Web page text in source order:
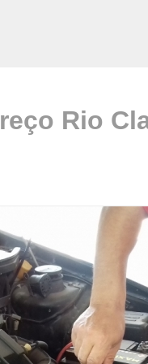
Rio